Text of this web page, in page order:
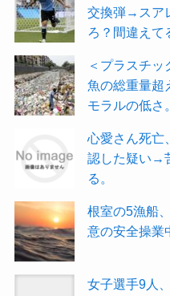
交換弾→スア
ろ？間違えて
＜プラスチ
魚の総重量
モラルの低さ
心愛さん死
認した疑い→
る。
根室の5漁船
意の安全操業
女子選手9人